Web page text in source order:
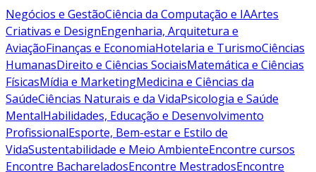
Negócios e GestãoCiência da Computação e IAArtes
Criativas e DesignEngenharia, Arquitetura e
AviaçãoFinanças e EconomiaHotelaria e TurismoCiências
HumanasDireito e Ciências SociaisMatemática e Ciências
FísicasMídia e MarketingMedicina e Ciências da
SaúdeCiências Naturais e da VidaPsicologia e Saúde
MentalHabilidades, Educação e Desenvolvimento
ProfissionalEsporte, Bem-estar e Estilo de
VidaSustentabilidade e Meio AmbienteEncontre cursos
Encontre BachareladosEncontre MestradosEncontre